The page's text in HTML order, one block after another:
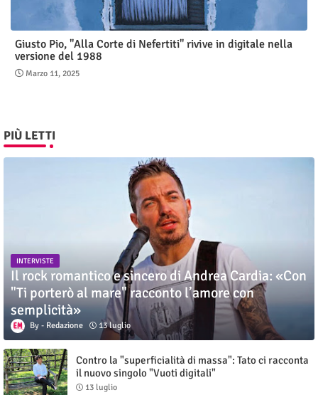
Giusto Pio, "Alla Corte di Nefertiti" rivive in digitale nella
versione del 1988
Marzo 11, 2025
PIÙ LETTI
INTERVISTE
Il rock romantico e sincero di Andrea Cardia: «Con
"Ti porterò al mare" racconto l’amore con
semplicità»
Redazione 13 luglio
Contro la "superficialità di massa": Tato ci racconta
il nuovo singolo "Vuoti digitali"
13 luglio